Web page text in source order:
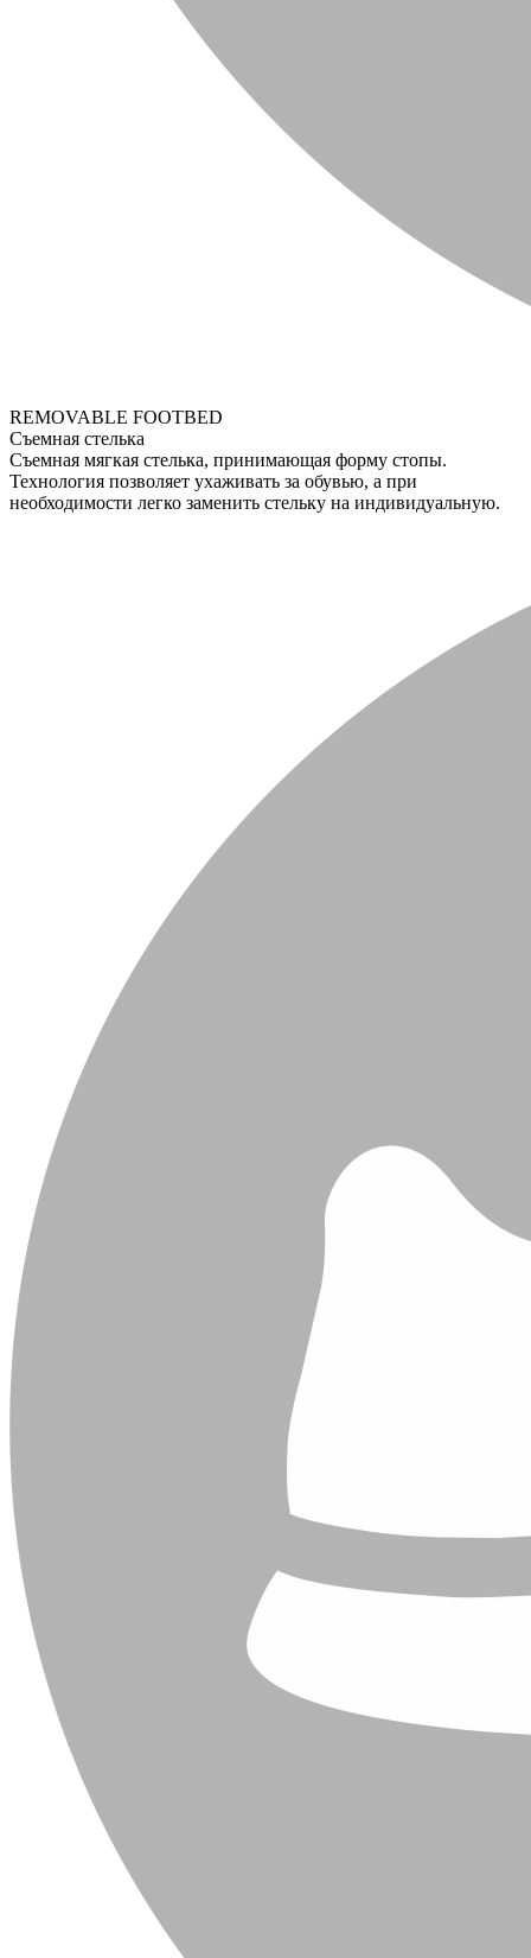
REMOVABLE FOOTBED
Съемная стелька
Съемная мягкая стелька, принимающая форму стопы.
Технология позволяет ухаживать за обувью, а при
необходимости легко заменить стельку на индивидуальную.